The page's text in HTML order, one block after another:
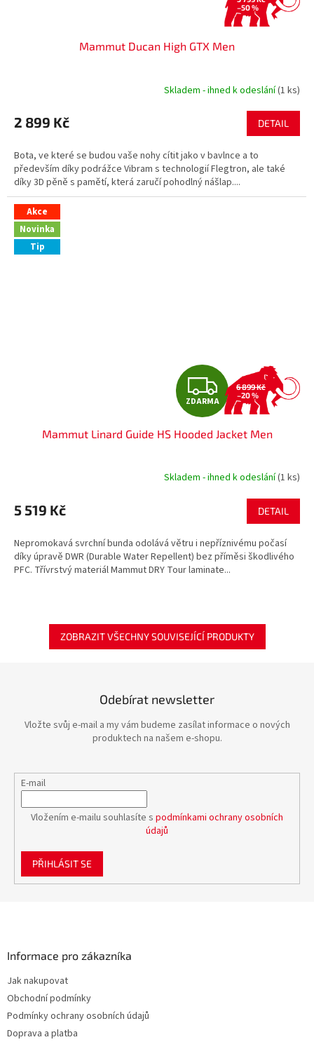
–50 %
Mammut Ducan High GTX Men
Skladem - ihned k odeslání(1 ks)
2 899 Kč DETAIL
Bota, ve které se budou vaše nohy cítit jako v bavlnce a to
především díky podrážce Vibram s technologií Flegtron, ale také
díky 3D pěně s pamětí, která zaručí pohodlný nášlap....
Akce
Novinka
Tip
Z
D
A
R
A
ZDARMA
6 899 Kč
–20 %
Mammut Linard Guide HS Hooded Jacket Men
Skladem - ihned k odeslání(1 ks)
5 519 Kč DETAIL
Nepromokavá svrchní bunda odolává větru i nepříznivému počasí
díky úpravě DWR (Durable Water Repellent) bez příměsi škodlivého
PFC. Třívrstvý materiál Mammut DRY Tour laminate...
ZOBRAZIT VŠECHNY SOUVISEJÍCÍ PRODUKTY
Odebírat newsletter
Vložte svůj e-mail a my vám budeme zasílat informace o nových
produktech na našem e-shopu.
E-mail
Vložením e-mailu souhlasíte s podmínkami ochrany osobních
údajů
PŘIHLÁSIT SE
Informace pro zákazníka
Jak nakupovat
Obchodní podmínky
Podmínky ochrany osobních údajů
Doprava a platba